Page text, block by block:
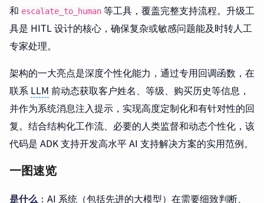
和 escalate_to_human 等工具，覆盖完整支持流程。升级工
具是 HITL 设计的核心，确保复杂或敏感问题能及时转人工
专家处理。
架构的一大亮点是深度个性化能力，通过专用回调函数，在
联系 LLM 前动态获取客户姓名、等级、购买历史等信息，
并作为系统消息注入提示，实现高度定制化和有针对性的回
复。结合结构化工作流、必要的人类监督和动态个性化，该
代码是 ADK 支持开发高水平 AI 支持解决方案的实用范例。
一图速览
是什么 ：AI 系统（包括先进的大模型）在需要细致判断、